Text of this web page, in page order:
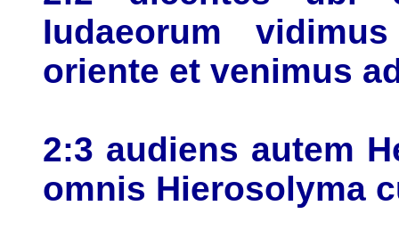
Iudaeorum
oriente et venimus
2:3 audiens autem
omnis Hierosolyma